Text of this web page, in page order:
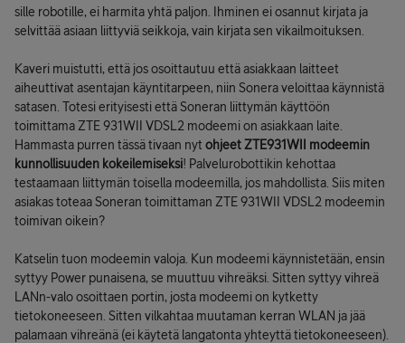
sille robotille, ei harmita yhtä paljon. Ihminen ei osannut kirjata ja
selvittää asiaan liittyviä seikkoja, vain kirjata sen vikailmoituksen.
Kaveri muistutti, että jos osoittautuu että asiakkaan laitteet
aiheuttivat asentajan käyntitarpeen, niin Sonera veloittaa käynnistä
satasen. Totesi erityisesti että Soneran liittymän käyttöön
toimittama ZTE 931WII VDSL2 modeemi on asiakkaan laite.
Hammasta purren tässä tivaan nyt ohjeet ZTE931WII modeemin
kunnollisuuden kokeilemiseksi! Palvelurobottikin kehottaa
testaamaan liittymän toisella modeemilla, jos mahdollista. Siis miten
asiakas toteaa Soneran toimittaman ZTE 931WII VDSL2 modeemin
toimivan oikein?
Katselin tuon modeemin valoja. Kun modeemi käynnistetään, ensin
syttyy Power punaisena, se muuttuu vihreäksi. Sitten syttyy vihreä
LANn-valo osoittaen portin, josta modeemi on kytketty
tietokoneeseen. Sitten vilkahtaa muutaman kerran WLAN ja jää
palamaan vihreänä (ei käytetä langatonta yhteyttä tietokoneeseen).